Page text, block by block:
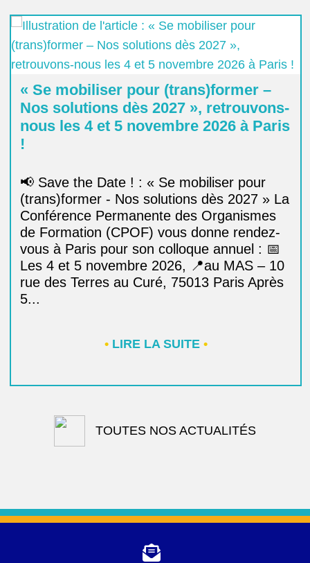
« Se mobiliser pour (trans)former –
Nos solutions dès 2027 », retrouvons-
nous les 4 et 5 novembre 2026 à Paris
!
📢 Save the Date ! : « Se mobiliser pour
(trans)former - Nos solutions dès 2027 » La
Conférence Permanente des Organismes
de Formation (CPOF) vous donne rendez-
vous à Paris pour son colloque annuel : 📅
Les 4 et 5 novembre 2026, 📍au MAS – 10
rue des Terres au Curé, 75013 Paris Après
5...
•LIRE LA SUITE •
TOUTES NOS ACTUALITÉS